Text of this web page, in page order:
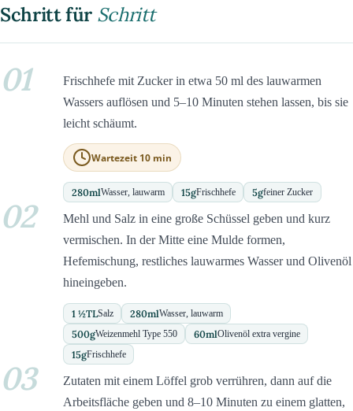
Schritt für Schritt
01
Frischhefe mit Zucker in etwa 50 ml des lauwarmen
Wassers auflösen und 5–10 Minuten stehen lassen, bis sie
leicht schäumt.
Wartezeit 10 min
280mlWasser, lauwarm 15gFrischhefe 5gfeiner Zucker
02
Mehl und Salz in eine große Schüssel geben und kurz
vermischen. In der Mitte eine Mulde formen,
Hefemischung, restliches lauwarmes Wasser und Olivenöl
hineingeben.
1 ½TLSalz 280mlWasser, lauwarm
500gWeizenmehl Type 550 60mlOlivenöl extra vergine
15gFrischhefe
03
Zutaten mit einem Löffel grob verrühren, dann auf die
Arbeitsfläche geben und 8–10 Minuten zu einem glatten,